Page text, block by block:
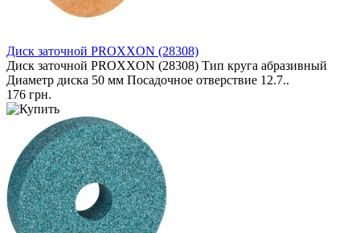
Диск заточной PROXXON (28308)
Диск заточной PROXXON (28308) Тип круга абразивный
Диаметр диска 50 мм Посадочное отверствие 12.7..
176 грн.